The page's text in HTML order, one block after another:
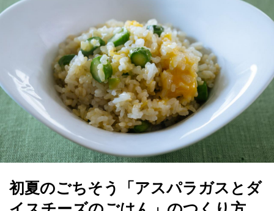
初夏のごちそう「アスパラガスとダ